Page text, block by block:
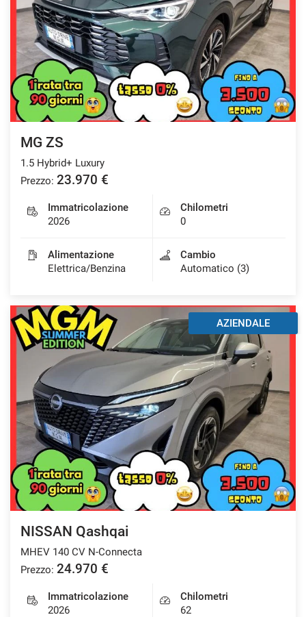
MG ZS
1.5 Hybrid+ Luxury
Prezzo: 23.970 €
Immatricolazione
2026
Chilometri
0
Alimentazione
Elettrica/Benzina
Cambio
Automatico (3)
AZIENDALE
NISSAN Qashqai
MHEV 140 CV N-Connecta
Prezzo: 24.970 €
Immatricolazione
2026
Chilometri
62